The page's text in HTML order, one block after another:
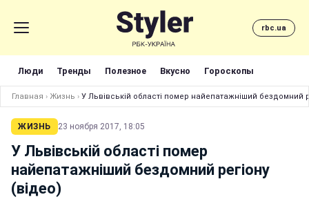
rbc.ua
Люди Тренды Полезное Вкусно Гороскопы
Главная › Жизнь › У Львівській області помер найепатажніший бездомний
ЖИЗНЬ 23 ноября 2017, 18:05
У Львівській області помер
найепатажніший бездомний регіону
(відео)